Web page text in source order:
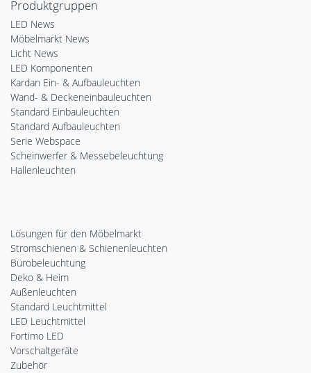
Produktgruppen
LED News
Möbelmarkt News
Licht News
LED Komponenten
Kardan Ein- & Aufbauleuchten
Wand- & Deckeneinbauleuchten
Standard Einbauleuchten
Standard Aufbauleuchten
Serie Webspace
Scheinwerfer & Messebeleuchtung
Hallenleuchten
Lösungen für den Möbelmarkt
Stromschienen & Schienenleuchten
Bürobeleuchtung
Deko & Heim
Außenleuchten
Standard Leuchtmittel
LED Leuchtmittel
Fortimo LED
Vorschaltgeräte
Zubehör